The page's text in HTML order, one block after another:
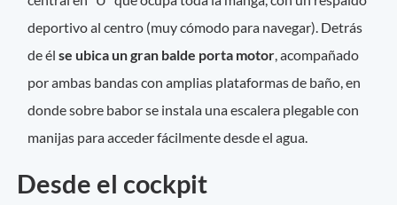
deportivo al centro (muy cómodo para navegar). Detrás
de élse ubica un gran balde porta motor, acompañado
por ambas bandas con amplias plataformas de baño, en
donde sobre babor se instala una escalera plegable con
manijas para acceder fácilmente desde el agua.
Desde el cockpit